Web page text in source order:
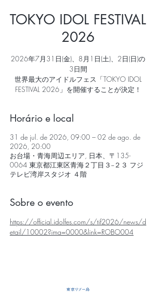
TOKYO IDOL FESTIVAL
2026
2026年7月31日(金)、8月1日(土)、2日(日)の
3日間
世界最大のアイドルフェス「TOKYO IDOL
FESTIVAL 2026」を開催することが決定！
Horário e local
31 de jul. de 2026, 09:00 – 02 de ago. de
2026, 20:00
お台場・青海周辺エリア, 日本、〒135-
0064 東京都江東区青海２丁目３−２３ フジ
テレビ湾岸スタジオ ４階
Sobre o evento
https://official.idolfes.com/s/tif2026/news/d
etail/10002?ima=0000&link=ROBO004